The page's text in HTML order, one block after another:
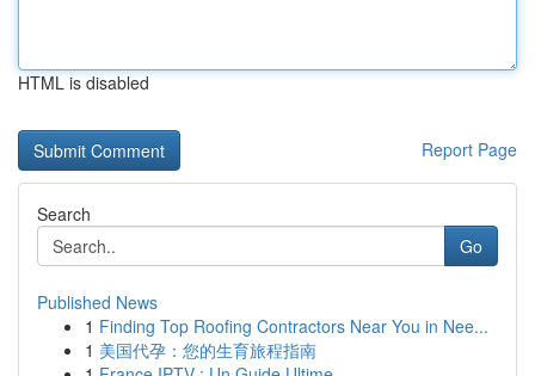
HTML is disabled
Report Page
Search
Go
Published News
1 Finding Top Roofing Contractors Near You in Nee...
1 美国代孕：您的生育旅程指南